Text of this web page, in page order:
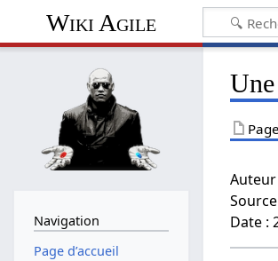
Wiki Agile
Page
Auteur
Date :
Navigation
Page d’accueil